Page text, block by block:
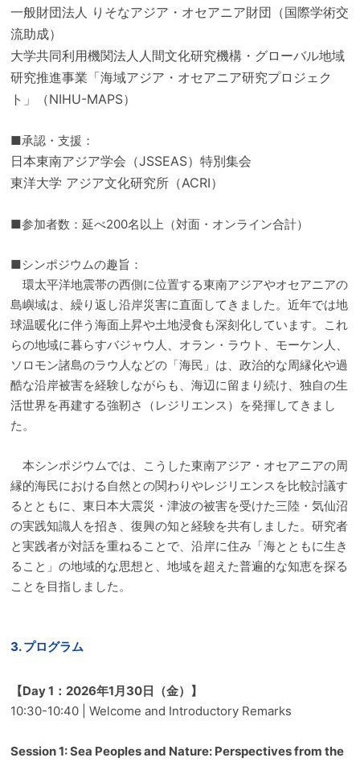
一般財団法人 りそなアジア・オセアニア財団（国際学術交
流助成）
大学共同利用機関法人人間文化研究機構・グローバル地域
研究推進事業「海域アジア・オセアニア研究プロジェク
ト」（NIHU-MAPS）
■承認・支援：
日本東南アジア学会（JSSEAS）特別集会
東洋大学 アジア文化研究所（ACRI）
■参加者数：延べ200名以上（対面・オンライン合計）
■シンポジウムの趣旨：
環太平洋地震帯の西側に位置する東南アジアやオセアニアの
島嶼域は、繰り返し沿岸災害に直面してきました。近年では地
球温暖化に伴う海面上昇や土地浸食も深刻化しています。これ
らの地域に暮らすバジャウ人、オラン・ラウト、モーケン人、
ソロモン諸島のラウ人などの「海民」は、政治的な周縁化や過
酷な沿岸被害を経験しながらも、海辺に留まり続け、独自の生
活世界を再建する強靭さ（レジリエンス）を発揮してきまし
た。
本シンポジウムでは、こうした東南アジア・オセアニアの周
縁的海民における自然との関わりやレジリエンスを比較討議す
るとともに、東日本大震災・津波の被害を受けた三陸・気仙沼
の実践知識人を招き、復興の知と経験を共有しました。研究者
と実践者が対話を重ねることで、沿岸に住み「海とともに生き
ること」の地域的な思想と、地域を超えた普遍的な知恵を探る
ことを目指しました。
3. プログラム
【Day 1：2026年1月30日（金）】
10:30-10:40 | Welcome and Introductory Remarks
Session 1: Sea Peoples and Nature: Perspectives from the